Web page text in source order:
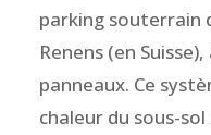
parking souterrain
Renens (en
panneaux. Ce
chaleur du sous-